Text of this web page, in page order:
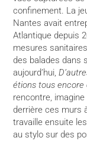
confinement. La
Nantes avait
Atlantique depuis
mesures
des balades dans
aujourd’hui,
étions tous encore
rencontre,
derrière ces murs
travaille ensuite
au stylo sur des